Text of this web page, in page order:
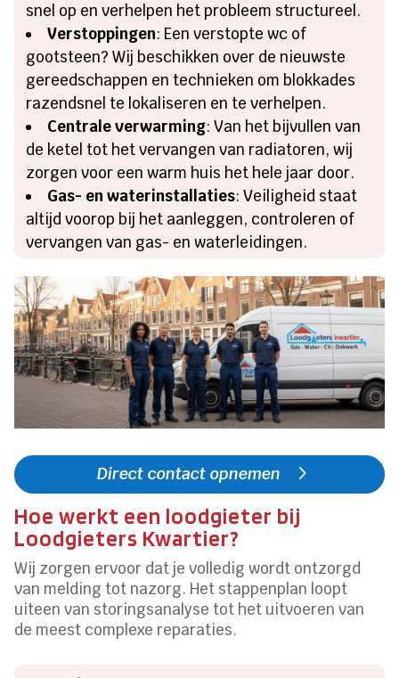
snel op en verhelpen het probleem structureel.
Verstoppingen: Een verstopte wc of
gootsteen? Wij beschikken over de nieuwste
gereedschappen en technieken om blokkades
razendsnel te lokaliseren en te verhelpen.
Centrale verwarming: Van het bijvullen van
de ketel tot het vervangen van radiatoren, wij
zorgen voor een warm huis het hele jaar door.
Gas- en waterinstallaties: Veiligheid staat
altijd voorop bij het aanleggen, controleren of
vervangen van gas- en waterleidingen.
Direct contact opnemen
Hoe werkt een loodgieter bij
Loodgieters Kwartier?
Wij zorgen ervoor dat je volledig wordt ontzorgd
van melding tot nazorg. Het stappenplan loopt
uiteen van storingsanalyse tot het uitvoeren van
de meest complexe reparaties.